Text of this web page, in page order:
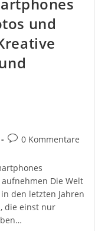
und
Beitrags-
0 Kommentare
Die Welt
den letzten Jahren
die einst nur